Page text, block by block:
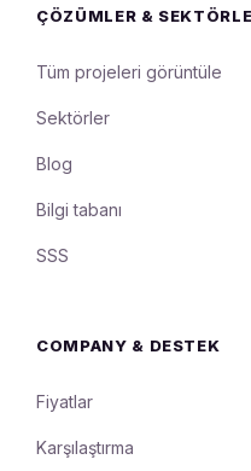
ÇÖZÜMLER &
Tüm projeleri görüntüle
Sektörler
Blog
Bilgi tabanı
SSS
COMPANY & DESTEK
Fiyatlar
Karşılaştırma